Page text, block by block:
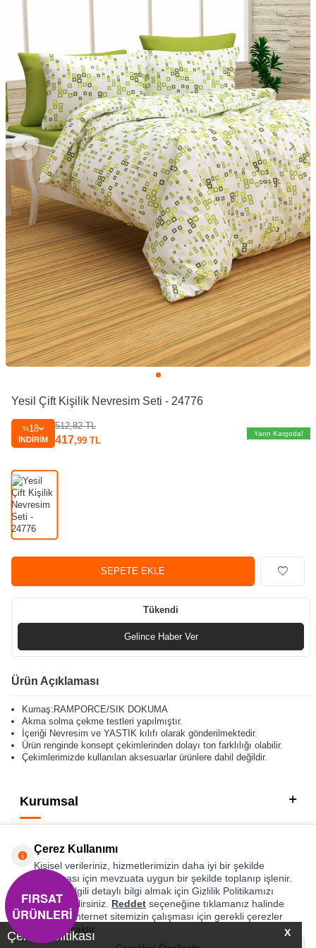
X
Çerez Politikası
Yesil Çift Kişilik Nevresim Seti - 24776
%18
İNDIRIM
512,82TL
417,99 TL
Yarın Kargoda!
SEPETE EKLE
Tükendi
Gelince Haber Ver
Ürün Açıklaması
Kumaş:RAMPORCE/SIK DOKUMA
Akma solma çekme testleri yapılmıştır.
İçeriği Nevresim ve YASTIK kılıfı olarak gönderilmektedir.
Ürün renginde konsept çekimlerinden dolayı ton farklılığı olabilir.
Çekimlerimizde kullanılan aksesuarlar ürünlere dahil değildir.
Kurumsal
Hızlı Erişim
Sosyal
Adres & İletişim
Çerez Kullanımı
Kişisel verileriniz, hizmetlerimizin daha iyi bir şekilde
sunulması için mevzuata uygun bir şekilde toplanıp işlenir.
Konuyla ilgili detaylı bilgi almak için Gizlilik Politikamızı
inceleyebilirsiniz. Reddet seçeneğine tıklamanız halinde
yalnızca internet sitemizin çalışması için gerekli çerezler
kullanılacaktır.
FIRSAT
ÜRÜNLERİ